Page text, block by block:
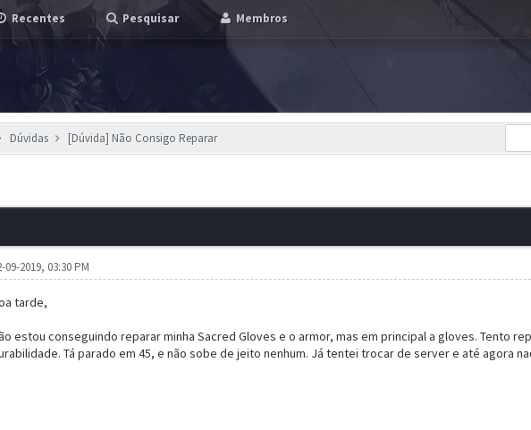
Recentes Pesquisar Membros
Dúvidas [Dúvida] Não Consigo Reparar
09-2019, 03:30 PM
tarde,
estou conseguindo reparar minha Sacred Gloves e o armor, mas em principal a gloves. Tento
Tá parado em 45, e não sobe de jeito nenhum. Já tentei trocar de server e até agora